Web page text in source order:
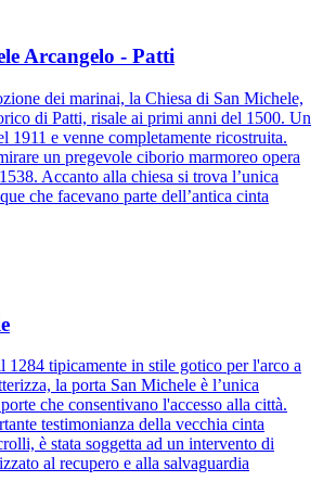
Arcangelo - Patti
dei marinai, la Chiesa di San Michele,
di Patti, risale ai primi anni del 1500. Un
1911 e venne completamente ricostruita.
un pregevole ciborio marmoreo opera
Accanto alla chiesa si trova l’unica
che facevano parte dell’antica cinta
1284 tipicamente in stile gotico per l'arco a
la porta San Michele è l’unica
che consentivano l'accesso alla città.
testimonianza della vecchia cinta
è stata soggetta ad un intervento di
al recupero e alla salvaguardia